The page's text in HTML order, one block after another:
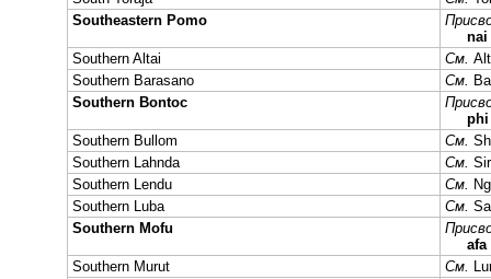
Southeastern Pomo
nai
Southern Altai
См.
Southern Barasano
См.
Southern Bontoc
phi
Southern Bullom
См.
Southern Lahnda
См.
Southern Lendu
См.
Southern Luba
См.
Southern Mofu
afa
Southern Murut
См.